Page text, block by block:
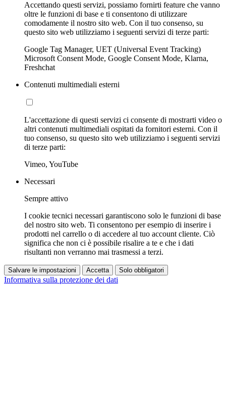
Accettando questi servizi, possiamo fornirti feature che vanno
oltre le funzioni di base e ti consentono di utilizzare
comodamente il nostro sito web. Con il tuo consenso, su
questo sito web utilizziamo i seguenti servizi di terze parti:
Google Tag Manager, UET (Universal Event Tracking)
Microsoft Consent Mode, Google Consent Mode, Klarna,
Freshchat
Contenuti multimediali esterni
L'accettazione di questi servizi ci consente di mostrarti video o
altri contenuti multimediali ospitati da fornitori esterni. Con il
tuo consenso, su questo sito web utilizziamo i seguenti servizi
di terze parti:
Vimeo, YouTube
Necessari
Sempre attivo
I cookie tecnici necessari garantiscono solo le funzioni di base
del nostro sito web. Ti consentono per esempio di inserire i
prodotti nel carrello o di accedere al tuo account cliente. Ciò
significa che non ci è possibile risalire a te e che i dati
risultanti non verranno mai trasmessi a terzi.
Salvare le impostazioni Accetta Solo obbligatori
Informativa sulla protezione dei dati